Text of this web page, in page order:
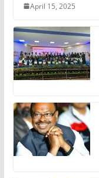
April 15, 2025